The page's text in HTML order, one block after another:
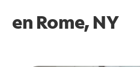
en Rome, NY